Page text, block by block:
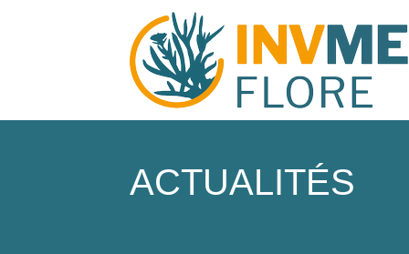
ACTUALITÉS